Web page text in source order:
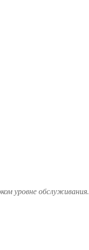
уровне обслуживания.